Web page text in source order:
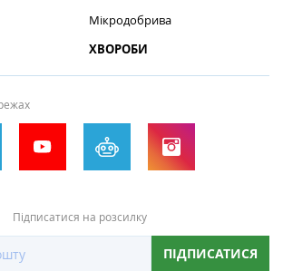
Мікродобрива
ХВОРОБИ
Підписатися на розсилку
ПІДПИСАТИСЯ